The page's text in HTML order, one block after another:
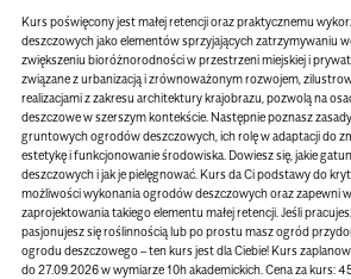
Kurs poświęcony jest małej retencji oraz praktycznemu
deszczowych jako elementów sprzyjających zatrzymywaniu
zwiększeniu bioróżnorodności w przestrzeni miejskiej i
związane z urbanizacją i zrównoważonym rozwojem,
realizacjami z zakresu architektury krajobrazu, pozwolą na
deszczowe w szerszym kontekście. Następnie poznasz
gruntowych ogrodów deszczowych, ich rolę w adaptacji do
estetykę i funkcjonowanie środowiska. Dowiesz się, jakie
deszczowych i jak je pielęgnować. Kurs da Ci podstawy do
możliwości wykonania ogrodów deszczowych oraz zapewni
zaprojektowania takiego elementu małej retencji. Jeśli
pasjonujesz się roślinnością lub po prostu masz ogród
ogrodu deszczowego – ten kurs jest dla Ciebie! Kurs
do 27.09.2026 w wymiarze 10h akademickich. Cena za kurs: